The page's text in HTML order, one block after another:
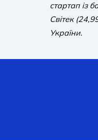
стартап із
Світек
України.